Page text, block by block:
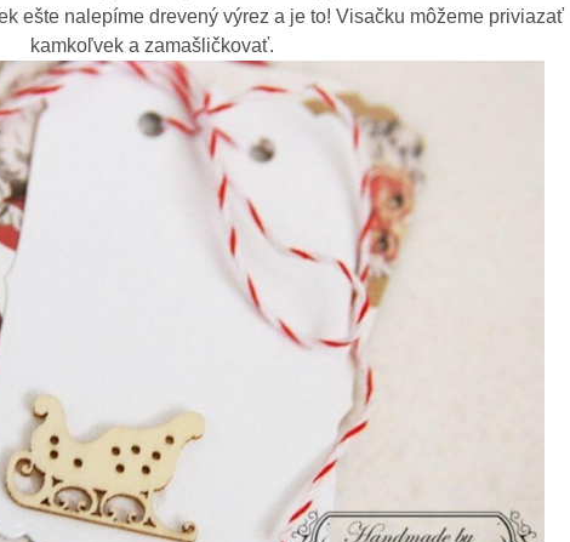
ešte nalepíme drevený výrez a je to! Visačku môžeme priviazať
kamkoľvek a zamašličkovať.